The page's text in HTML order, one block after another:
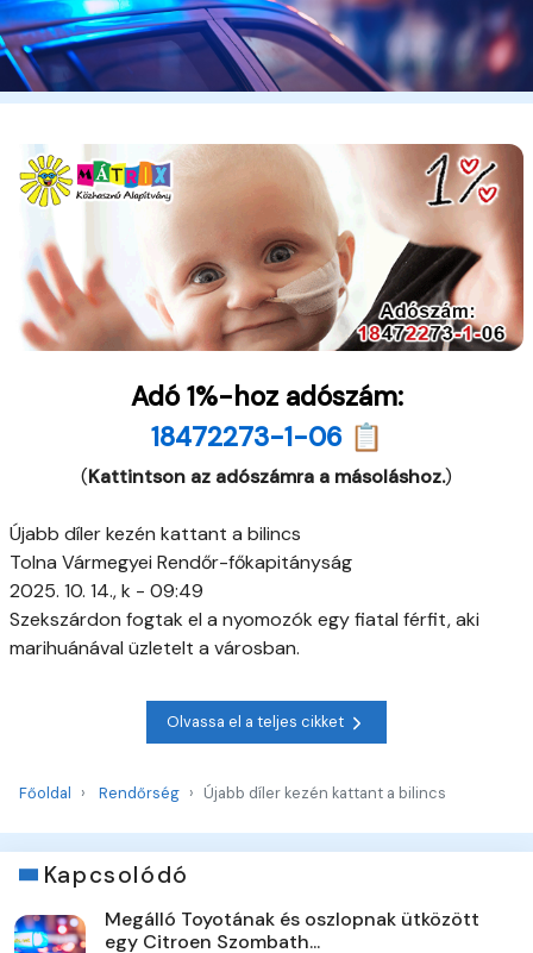
Adó 1%-hoz adószám:
18472273-1-06 📋
(Kattintson az adószámra a másoláshoz.)
Újabb díler kezén kattant a bilincs
Tolna Vármegyei Rendőr-főkapitányság
2025. 10. 14., k - 09:49
Szekszárdon fogtak el a nyomozók egy fiatal férfit, aki
marihuánával üzletelt a városban.
Olvassa el a teljes cikket
Főoldal Rendőrség Újabb díler kezén kattant a bilincs
Kapcsolódó
Megálló Toyotának és oszlopnak ütközött
egy Citroen Szombath...